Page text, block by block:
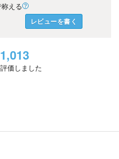
える
レビューを書く
1,013
価しました